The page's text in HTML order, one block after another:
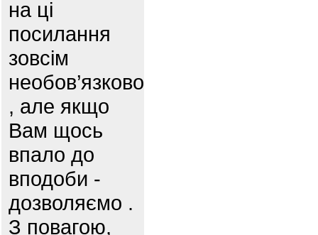
на ці
посилання
зовсім
необов’язково
, але якщо
Вам щось
впало до
вподоби -
дозволяємо .
З повагою,